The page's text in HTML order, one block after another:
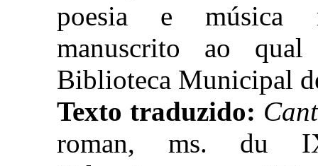
poesia e música
manuscrito ao
Biblioteca Municipal
Texto traduzido:
roman, ms. du